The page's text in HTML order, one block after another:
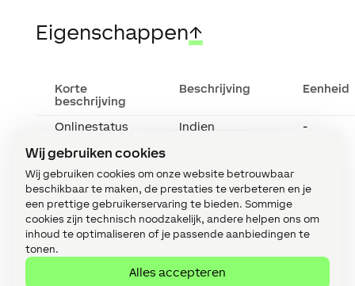
Wij gebruiken cookies
Wij gebruiken cookies om onze website betrouwbaar
beschikbaar te maken, de prestaties te verbeteren en je
een prettige gebruikerservaring te bieden. Sommige
cookies zijn technisch noodzakelijk, andere helpen ons om
inhoud te optimaliseren of je passende aanbiedingen te
tonen.
Alles accepteren
Eigenschappen↑
Korte
beschrijving
Beschrijving Eenheid
Onlinestatus
Indien
Systeemstatus
op de hoogte
gesteld via de
Loxone App of
Mailer, als het
apparaat niet
beschikbaar
of offline is.
-